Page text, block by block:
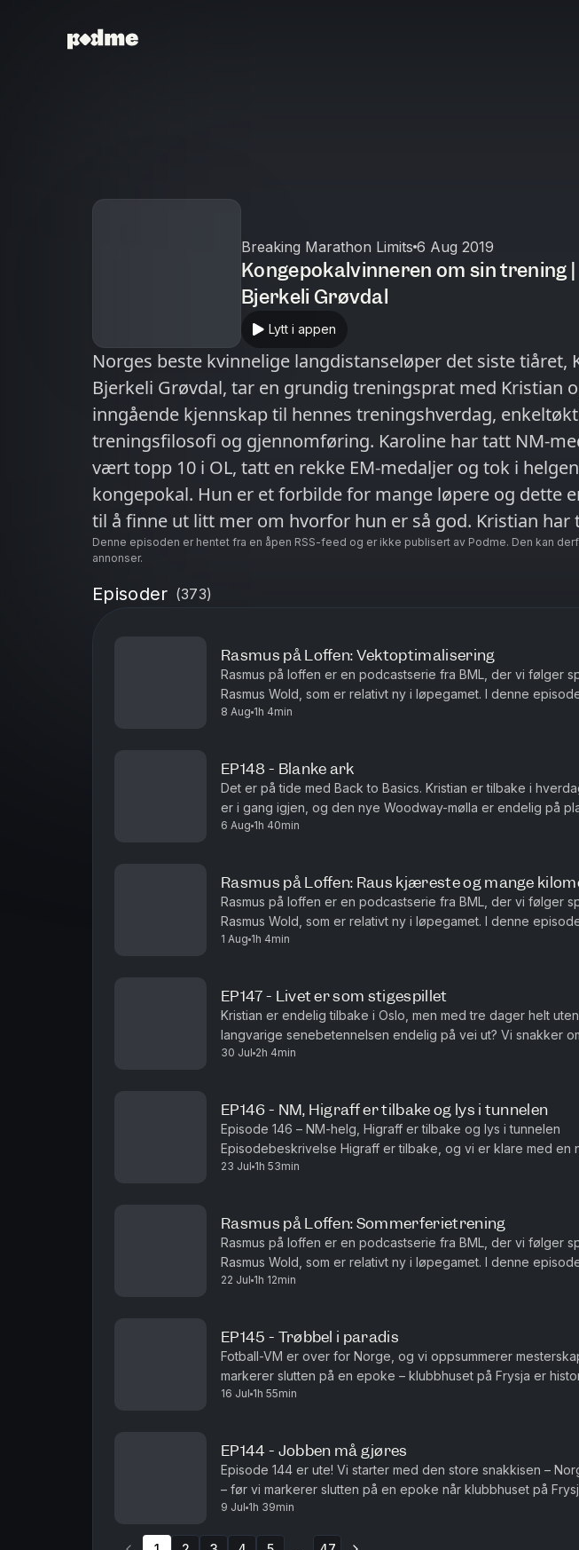
Breaking Marathon Limits 6 Aug 2019
Kongepokalvinneren om sin trening
Bjerkeli Grøvdal
Lytt i appen
Norges beste kvinnelige langdistanseløper det siste tiåret,
Bjerkeli Grøvdal, tar en grundig treningsprat med Kristian
inngående kjennskap til hennes treningshverdag,
treningsfilosofi og gjennomføring. Karoline har tatt NM-
vært topp 10 i OL, tatt en rekke EM-medaljer og tok i
kongepokal. Hun er et forbilde for mange løpere og dette
til å finne ut litt mer om hvorfor hun er så
Denne episoden er hentet fra en åpen RSS-feed og er ikke publisert av Podme. Den kan
annonser.
Episoder (373)
Rasmus på Loffen: Vektoptimalisering
Rasmus på loffen er en podcastserie fra BML, der vi følger
Rasmus Wold, som er relativt ny i løpegamet. I denne
vekt! Gutta diskuterer betydningen av vekt for langdist...
8 Aug 1h 4min
EP148 - Blanke ark
Det er på tide med Back to Basics. Kristian er tilbake i
er i gang igjen, og den nye Woodway-mølla er endelig på
om den første treningsuka, veien tilbake etter s...
6 Aug 1h 40min
Rasmus på Loffen: Raus kjæreste og mange
Rasmus på loffen er en podcastserie fra BML, der vi følger
Rasmus Wold, som er relativt ny i løpegamet. I denne
1 Aug 1h 4min
EP147 - Livet er som stigespillet
Kristian er endelig tilbake i Oslo, men med tre dager helt
langvarige senebetennelsen endelig på vei ut? Vi snakker
skader, restitusjon og hvordan det er å stå på s...
30 Jul 2h 4min
EP146 - NM, Higraff er tilbake og lys i tunnelen
Episode 146 – NM-helg, Higraff er tilbake og lys i tunnelen
Episodebeskrivelse Higraff er tilbake, og vi er klare med en
Kristian tilbringer enda en uke i Sarpsborg, med bare fem
23 Jul 1h 53min
Rasmus på Loffen: Sommerferietrening
Rasmus på loffen er en podcastserie fra BML, der vi følger
Rasmus Wold, som er relativt ny i løpegamet. I denne
Rasmus og Andreas løst og fast om trening i sommerferien,...
22 Jul 1h 12min
EP145 - Trøbbel i paradis
Fotball-VM er over for Norge, og vi oppsummerer
markerer slutten på en epoke – klubbhuset på Frysja er
fortsetter gjennomgangen av Lavaredo 50K, med erfaringene
16 Jul 1h 55min
EP144 - Jobben må gjøres
Episode 144 er ute! Vi starter med den store snakkisen –
– før vi markerer slutten på en epoke når klubbhuset på
9 Jul 1h 39min